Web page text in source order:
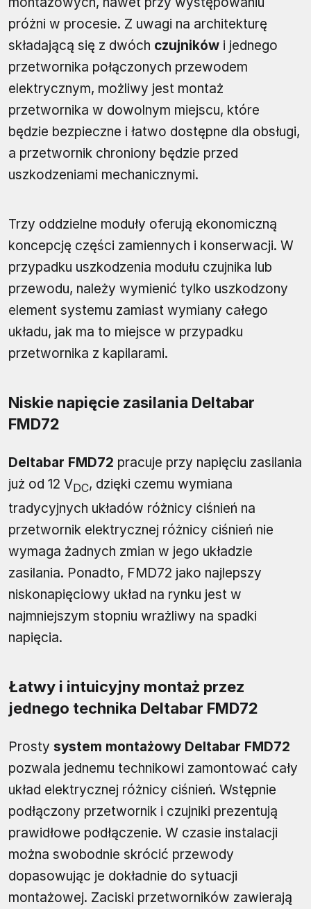
próżni w procesie. Z uwagi na architekturę
składającą się z dwóch czujników i jednego
przetwornika połączonych przewodem
elektrycznym, możliwy jest montaż
przetwornika w dowolnym miejscu, które
będzie bezpieczne i łatwo dostępne dla obsługi,
a przetwornik chroniony będzie przed
uszkodzeniami mechanicznymi.
Trzy oddzielne moduły oferują ekonomiczną
koncepcję części zamiennych i konserwacji. W
przypadku uszkodzenia modułu czujnika lub
przewodu, należy wymienić tylko uszkodzony
element systemu zamiast wymiany całego
układu, jak ma to miejsce w przypadku
przetwornika z kapilarami.
Niskie napięcie zasilania Deltabar
FMD72
Deltabar FMD72 pracuje przy napięciu zasilania
już od 12 VDC, dzięki czemu wymiana
tradycyjnych układów różnicy ciśnień na
przetwornik elektrycznej różnicy ciśnień nie
wymaga żadnych zmian w jego układzie
zasilania. Ponadto, FMD72 jako najlepszy
niskonapięciowy układ na rynku jest w
najmniejszym stopniu wrażliwy na spadki
napięcia.
Łatwy i intuicyjny montaż przez
jednego technika Deltabar FMD72
Prosty system montażowy Deltabar FMD72
pozwala jednemu technikowi zamontować cały
układ elektrycznej różnicy ciśnień. Wstępnie
podłączony przetwornik i czujniki prezentują
prawidłowe podłączenie. W czasie instalacji
można swobodnie skrócić przewody
dopasowując je dokładnie do sytuacji
montażowej. Zaciski przetworników zawierają